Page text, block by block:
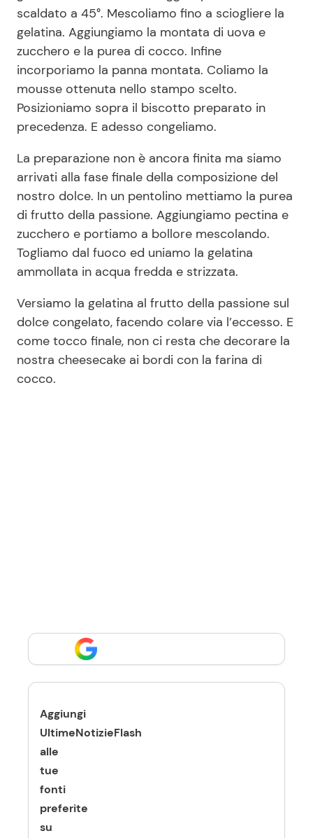
scaldato a 45°. Mescoliamo fino a sciogliere la
gelatina. Aggiungiamo la montata di uova e
zucchero e la purea di cocco. Infine
incorporiamo la panna montata. Coliamo la
mousse ottenuta nello stampo scelto.
Posizioniamo sopra il biscotto preparato in
precedenza. E adesso congeliamo.
La preparazione non è ancora finita ma siamo
arrivati alla fase finale della composizione del
nostro dolce. In un pentolino mettiamo la purea
di frutto della passione. Aggiungiamo pectina e
zucchero e portiamo a bollore mescolando.
Togliamo dal fuoco ed uniamo la gelatina
ammollata in acqua fredda e strizzata.
Versiamo la gelatina al frutto della passione sul
dolce congelato, facendo colare via l’eccesso. E
come tocco finale, non ci resta che decorare la
nostra cheesecake ai bordi con la farina di
cocco.
Aggiungi
UltimeNotizieFlash
alle
tue
fonti
preferite
su